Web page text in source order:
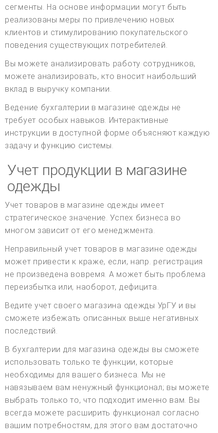
сегменты. На основе информации могут быть
реализованы меры по привлечению новых
клиентов и стимулированию покупательского
поведения существующих потребителей.
Вы можете анализировать работу сотрудников,
можете анализировать, кто вносит наибольший
вклад в выручку компании.
Ведение бухгалтерии в магазине одежды не
требует особых навыков. Интерактивные
инструкции в доступной форме объясняют каждую
задачу и функцию системы.
Учет продукции в магазине
одежды
Учет товаров в магазине одежды имеет
стратегическое значение. Успех бизнеса во
многом зависит от его менеджмента.
Неправильный учет товаров в магазине одежды
может привести к краже, если, напр. регистрация
не произведена вовремя. А может быть проблема
переизбытка или, наоборот, дефицита.
Ведите учет своего магазина одежды УрГУ и вы
сможете избежать описанных выше негативных
последствий.
В бухгалтерии для магазина одежды вы сможете
использовать только те функции, которые
необходимы для вашего бизнеса. Мы не
навязываем вам ненужный функционал; вы можете
выбрать только то, что подходит именно вам. Вы
всегда можете расширить функционал согласно
вашим потребностям, для этого вам достаточно